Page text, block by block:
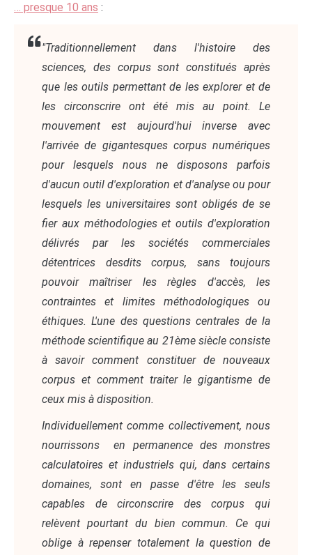
… presque 10 ans :
"Traditionnellement dans l'histoire des
sciences, des corpus sont constitués après
que les outils permettant de les explorer et de
les circonscrire ont été mis au point. Le
mouvement est aujourd'hui inverse avec
l'arrivée de gigantesques corpus numériques
pour lesquels nous ne disposons parfois
d'aucun outil d'exploration et d'analyse ou pour
lesquels les universitaires sont obligés de se
fier aux méthodologies et outils d'exploration
délivrés par les sociétés commerciales
détentrices desdits corpus, sans toujours
pouvoir maîtriser les règles d'accès, les
contraintes et limites méthodologiques ou
éthiques. L'une des questions centrales de la
méthode scientifique au 21ème siècle consiste
à savoir comment constituer de nouveaux
corpus et comment traiter le gigantisme de
ceux mis à disposition.
Individuellement comme collectivement, nous
nourrissons en permanence des monstres
calculatoires et industriels qui, dans certains
domaines, sont en passe d'être les seuls
capables de circonscrire des corpus qui
relèvent pourtant du bien commun. Ce qui
oblige à repenser totalement la question de